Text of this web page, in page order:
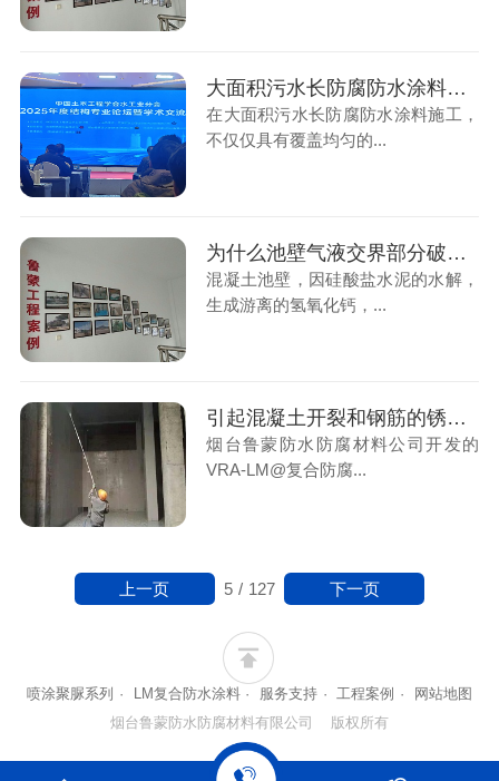
大面积污水长防腐防水涂料施工备节省人工成本
在大面积污水长防腐防水涂料施工，
不仅仅具有覆盖均匀的...
为什么池壁气液交界部分破坏比其它部分严重
混凝土池壁，因硅酸盐水泥的水解，
生成游离的氢氧化钙，...
引起混凝土开裂和钢筋的锈蚀因此对新建的混凝土结构内壁进行防腐保护是一项重要措施
烟台鲁蒙防水防腐材料公司开发的
VRA-LM@复合防腐...
5 / 127
上一页 下一页
喷涂聚脲系列 · LM复合防水涂料 · 服务支持 · 工程案例 ·
网站地图
烟台鲁蒙防水防腐材料有限公司 版权所有